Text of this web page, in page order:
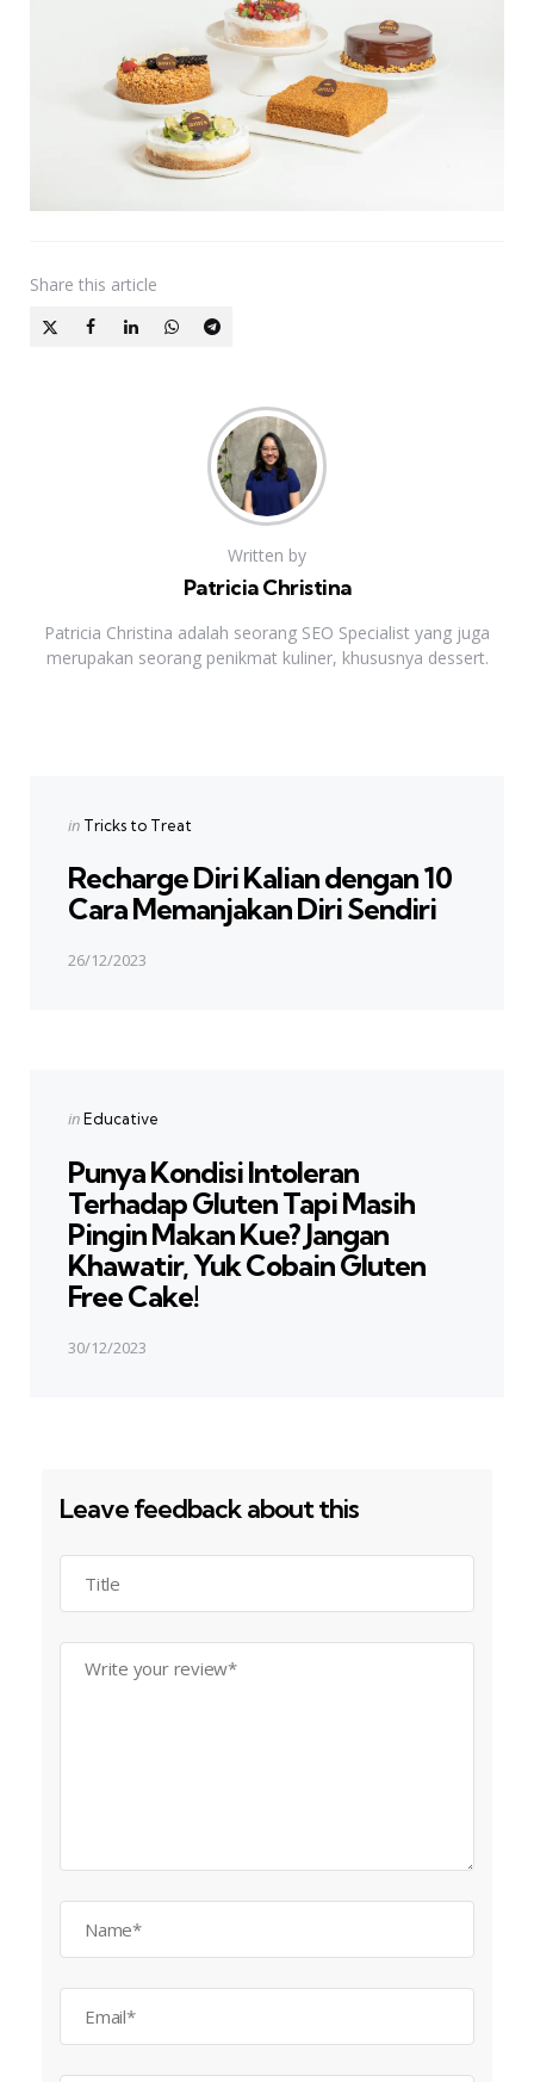
Share this article
Written by
Patricia Christina
Patricia Christina adalah seorang SEO Specialist yang juga
merupakan seorang penikmat kuliner, khususnya dessert.
Posted
in Tricks to Treat
Recharge Diri Kalian dengan 10
Cara Memanjakan Diri Sendiri
26/12/2023
Posted
inEducative
Punya Kondisi Intoleran
Terhadap Gluten Tapi Masih
Pingin Makan Kue? Jangan
Khawatir, Yuk Cobain Gluten
Free Cake!
30/12/2023
Leave feedback about this